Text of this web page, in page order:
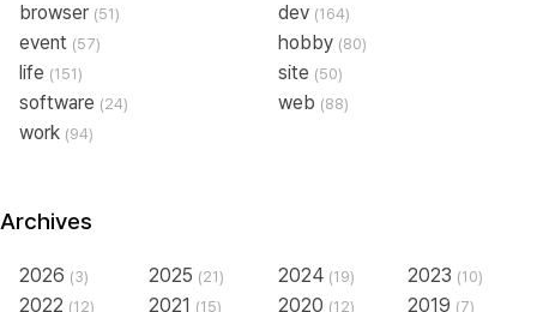
browser (51) dev (164)
event (57) hobby (80)
life (151) site (50)
software (24) web (88)
work (94)
Archives
2026 (3) 2025 (21) 2024 (19) 2023 (10)
2022 (12) 2021 (15) 2020 (12) 2019 (7)